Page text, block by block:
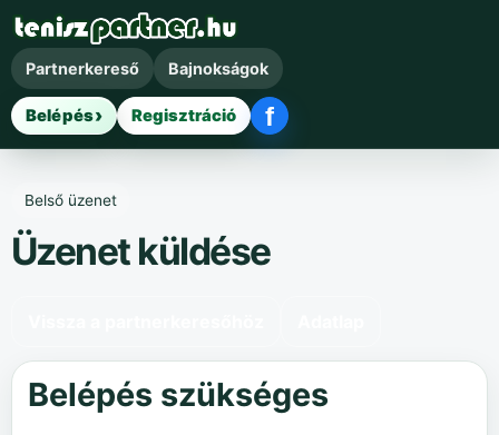
Partnerkereső Bajnokságok
Belépés Regisztráció fFacebook belépés
Belső üzenet
Üzenet küldése
Belépés szükséges